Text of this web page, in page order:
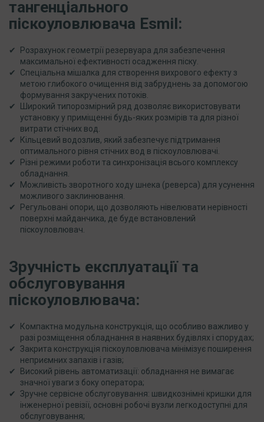
тангенціального
піскоуловлювача Esmil:
Розрахунок геометрії резервуара для забезпечення
максимальної ефективності осадження піску.
Спеціальна мішалка для створення вихрового ефекту з
метою глибокого очищення від забруднень за допомогою
формування закручених потоків.
Широкий типорозмірний ряд дозволяє використовувати
установку у приміщенні будь-яких розмірів та для різної
витрати стічних вод.
Кільцевий водозлив, який забезпечує підтримання
оптимального рівня стічних вод в піскоуловлювачі.
Різні режими роботи та синхронізація всього комплексу
обладнання.
Можливість зворотного ходу шнека (реверса) для усунення
можливого заклинювання.
Регульовані опори, що дозволяють нівелювати нерівності
поверхні майданчика, де буде встановлений
піскоуловлювач.
Зручність експлуатації та
обслуговування
піскоуловлювача:
Компактна модульна конструкція, що особливо важливо у
разі розміщення обладнання в наявних будівлях і спорудах;
Закрита конструкція піскоуловлювача мінімізує поширення
неприємних запахів і газів;
Високий рівень автоматизації: обладнання не вимагає
значної уваги з боку оператора;
Зручне сервісне обслуговування: швидкознімні кришки для
інженерної ревізії, основні робочі вузли легкодоступні для
обслуговування;